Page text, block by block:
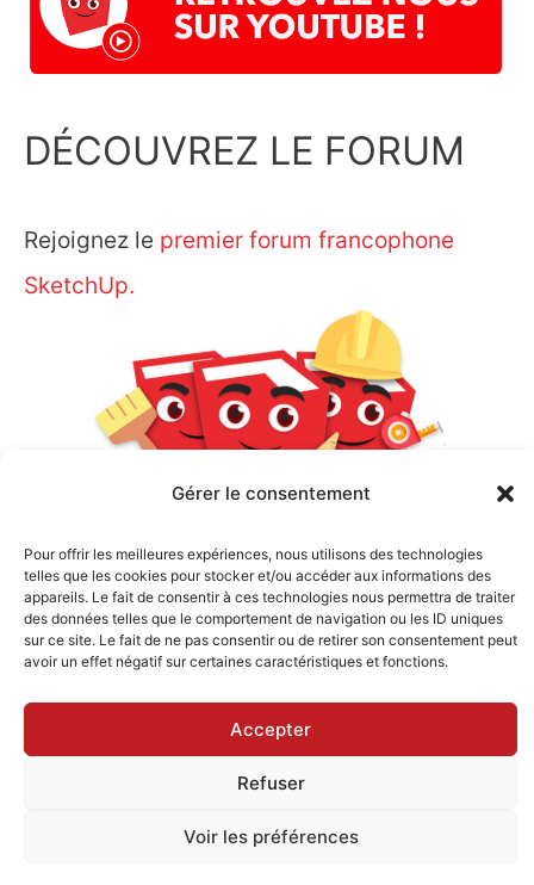
Gérer le consentement
Pour offrir les meilleures expériences, nous utilisons des technologies
telles que les cookies pour stocker et/ou accéder aux informations des
appareils. Le fait de consentir à ces technologies nous permettra de traiter
des données telles que le comportement de navigation ou les ID uniques
sur ce site. Le fait de ne pas consentir ou de retirer son consentement peut
avoir un effet négatif sur certaines caractéristiques et fonctions.
Accepter
Refuser
Voir les préférences
DÉCOUVREZ LE FORUM
Rejoignez le premier forum francophone
SketchUp.
Copyright © 2026 Apprendre Sketchup |
Powered byThème WordPress Astra